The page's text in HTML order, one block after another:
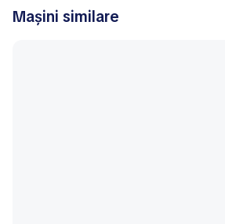
Mașini similare